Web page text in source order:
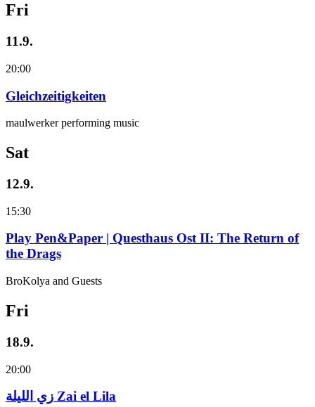
Fri
11.9.
20:00
Gleichzeitigkeiten
maulwerker performing music
Sat
12.9.
15:30
Play Pen&Paper | Questhaus Ost II: The Return of
the Drags
BroKolya and Guests
Fri
18.9.
20:00
زي‌ اللیلة Zai el Lila